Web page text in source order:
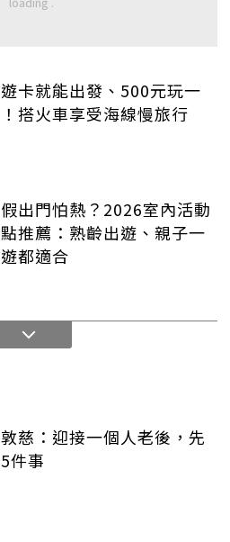
卡就能出發、500元玩一
搭火車享受海線慢旅行
出門怕熱？2026室內活動
推薦：熟齡出遊、親子一
都適合
慈：迎接一個人老後，先
件事